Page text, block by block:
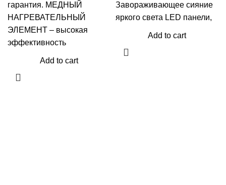
гарантия. МЕДНЫЙ
НАГРЕВАТЕЛЬНЫЙ
ЭЛЕМЕНТ – высокая
эффективность
Add to cart
Завораживающее сияние
яркого света LED панели,
Add to cart